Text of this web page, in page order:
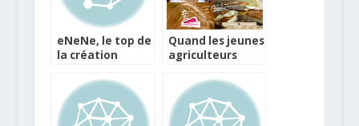
eNeNe, le top de
la création
commerce
« phygital »
Quand les jeunes
agriculteurs